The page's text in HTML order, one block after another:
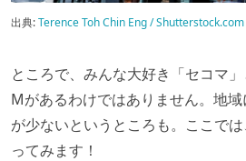
出典:Terence Toh Chin Eng / Shutterstock.com
ところで、みんな大好き「セコマ
Mがあるわけではありません。地
が少ないというところも。ここで
ってみます！